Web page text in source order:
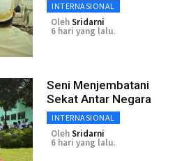
INTERNASIONAL
OlehSridarni
6 hari yang lalu.
Seni Menjembatani
Sekat Antar Negara
INTERNASIONAL
OlehSridarni
6 hari yang lalu.